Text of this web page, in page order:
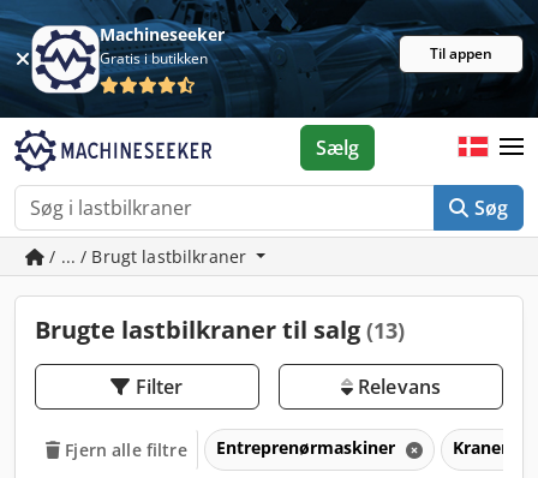
Machineseeker
Gratis i butikken Til appen
Søg
Sælg
/ ... / Brugt lastbilkraner
Brugte lastbilkraner til salg (13)
Filter Relevans
Fjern alle filtre Entreprenørmaskiner Kraner